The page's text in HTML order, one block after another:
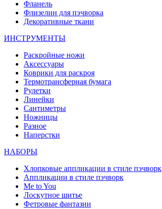
Фланель
Флизелин для пэчворка
Декоративные ткани
ИНСТРУМЕНТЫ
Раскройные ножи
Аксессуары
Коврики для раскроя
Термотрансферная бумага
Рулетки
Линейки
Сантиметры
Ножницы
Разное
Наперстки
НАБОРЫ
Хлопковые аппликации в стиле пэчворк
Аппликации в стиле пэчворк
Me to You
Лоскутное шитье
Фетровые фантазии